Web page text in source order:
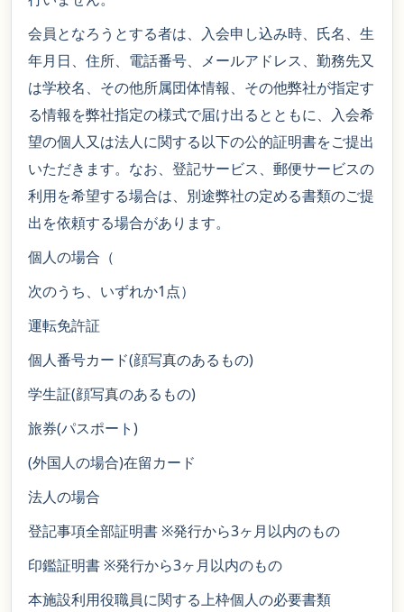
会員となろうとする者は、入会申し込み時、氏名、生
年月日、住所、電話番号、メールアドレス、勤務先又
は学校名、その他所属団体情報、その他弊社が指定す
る情報を弊社指定の様式で届け出るとともに、入会希
望の個人又は法人に関する以下の公的証明書をご提出
いただきます。なお、登記サービス、郵便サービスの
利用を希望する場合は、別途弊社の定める書類のご提
出を依頼する場合があります。
個人の場合（
次のうち、いずれか1点）
運転免許証
個人番号カード(顔写真のあるもの)
学生証(顔写真のあるもの)
旅券(パスポート)
(外国人の場合)在留カード
法人の場合
登記事項全部証明書 ※発行から3ヶ月以内のもの
印鑑証明書 ※発行から3ヶ月以内のもの
本施設利用役職員に関する上枠個人の必要書類